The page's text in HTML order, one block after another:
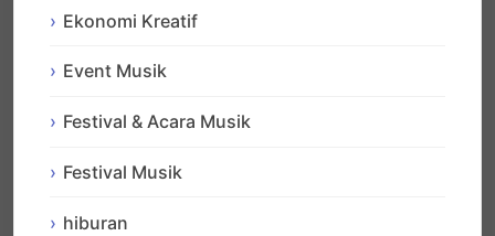
Ekonomi Kreatif
Event Musik
Festival & Acara Musik
Festival Musik
hiburan